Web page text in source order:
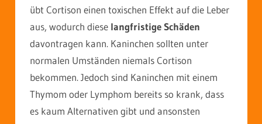
übt Cortison einen toxischen Effekt auf die Leber
aus, wodurch diese langfristige Schäden
davontragen kann. Kaninchen sollten unter
normalen Umständen niemals Cortison
bekommen. Jedoch sind Kaninchen mit einem
Thymom oder Lymphom bereits so krank, dass
es kaum Alternativen gibt und ansonsten